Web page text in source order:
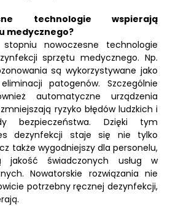
technologie wspierają
medycznego?
nowoczesne technologie
sprzętu medycznego. Np.
są wykorzystywane jako
patogenów. Szczególnie
automatyczne urządzenia
ryzyko błędów ludzkich i
bezpieczeństwa. Dzięki tym
dezynfekcji staje się nie tylko
także wygodniejszy dla personelu,
świadczonych usług w
Nowatorskie rozwiązania nie
potrzebny ręcznej dezynfekcji,